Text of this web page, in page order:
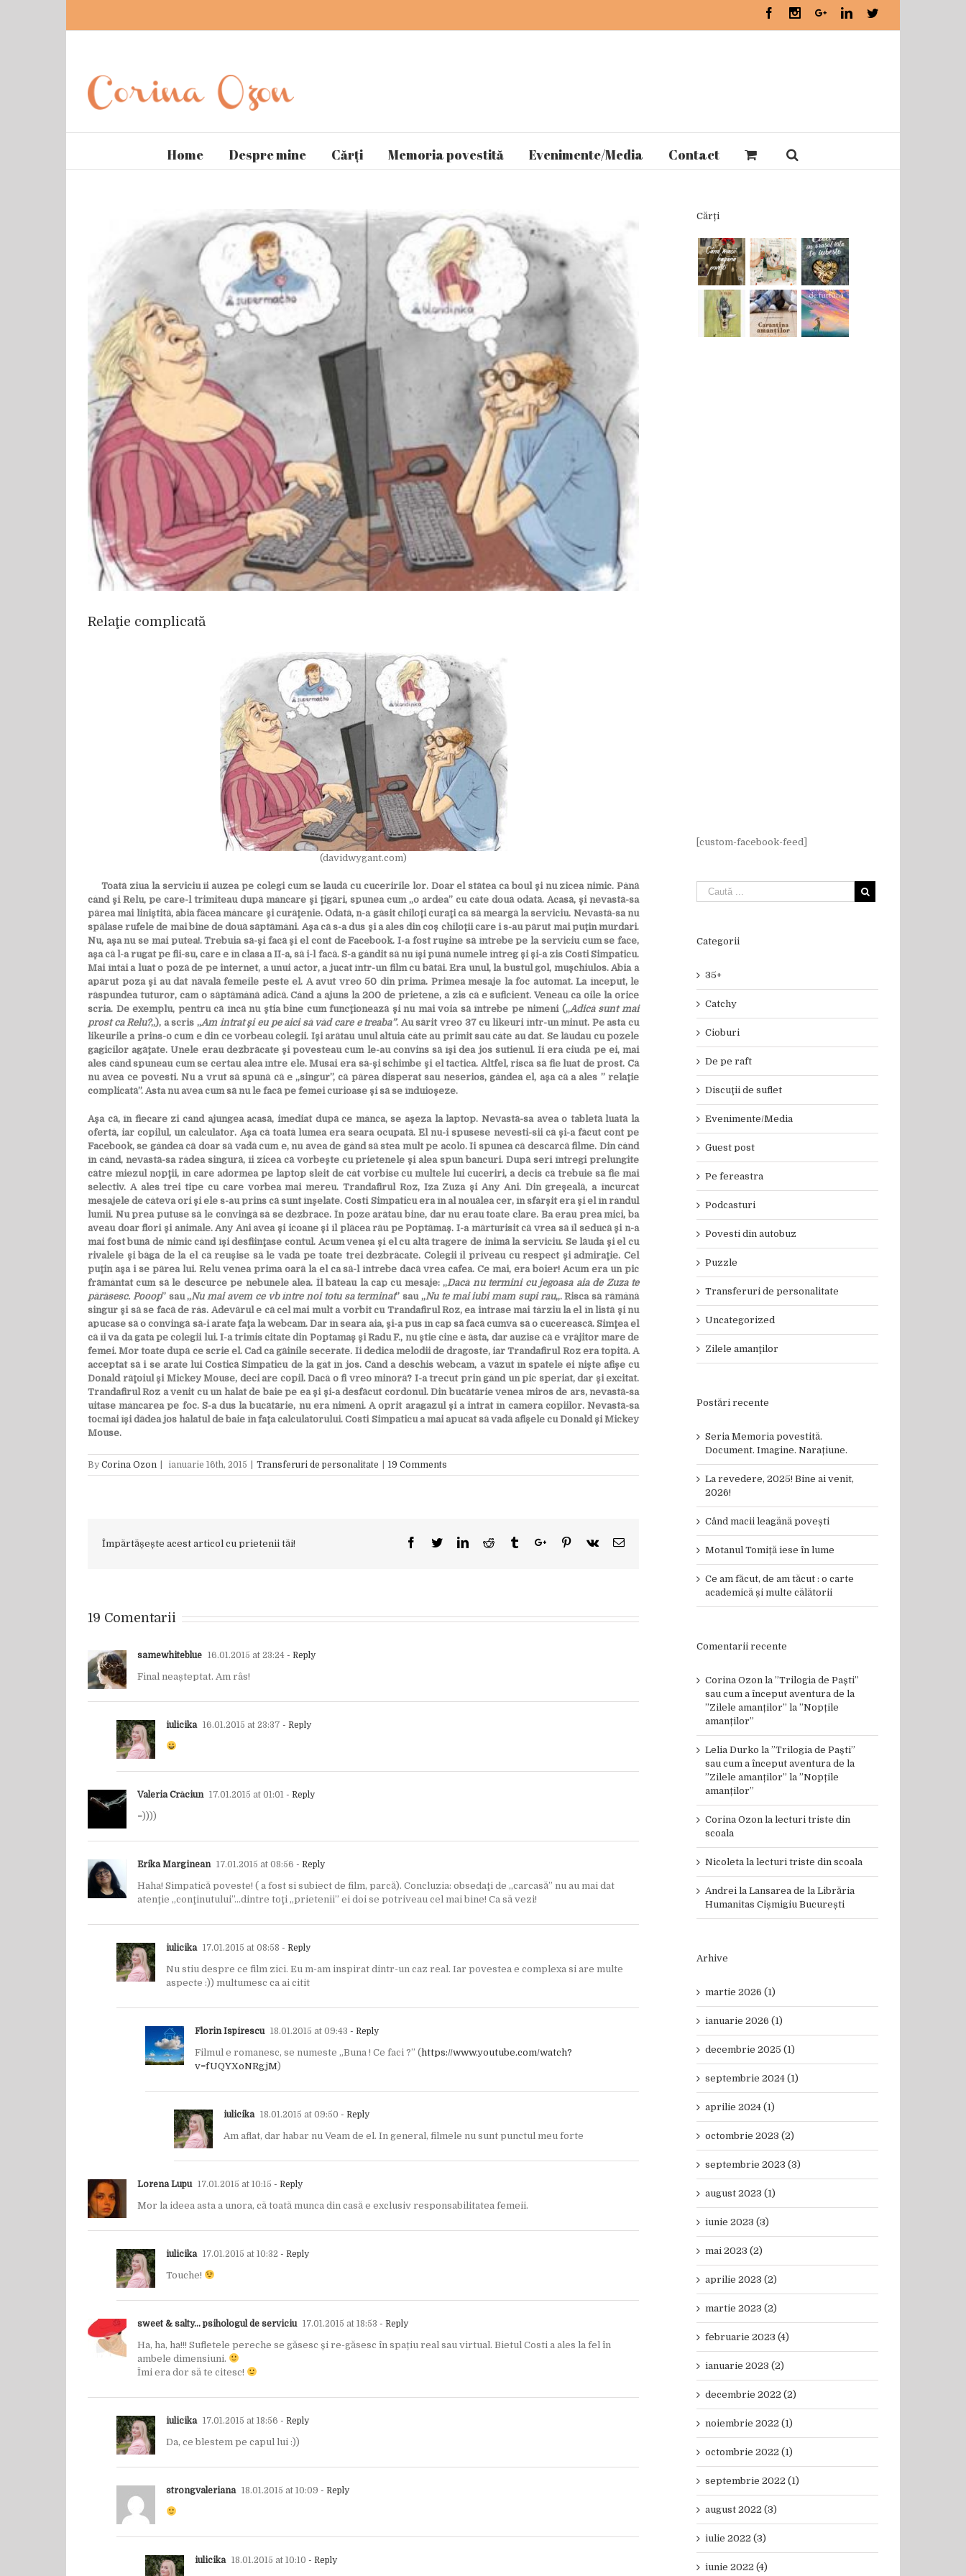
FacebookInstagramGoogle+LinkedinTwitter
Home Despre mine Cărți Memoria povestită Evenimente/Media Contact
Relaţie complicată
(davidwygant.com)
Toată ziua la serviciu îi auzea pe colegi cum se laudă cu cuceririle lor. Doar el stătea ca boul şi nu zicea nimic. Până
când şi Relu, pe care-l trimiteau după mâncare şi ţigări, spunea cum „o ardea” cu câte două odată. Acasă, şi nevastă-sa
părea mai liniştită, abia făcea mâncare şi curăţenie. Odată, n-a găsit chiloţi curaţi ca să meargă la serviciu. Nevastă-sa nu
spălase rufele de mai bine de două săptămâni. Aşa că s-a dus şi a ales din coş chiloţii care i s-au părut mai puţin murdari.
Nu, aşa nu se mai putea!. Trebuia să-şi facă şi el cont de Facebook. I-a fost ruşine să întrebe pe la serviciu cum se face,
aşa că l-a rugat pe fii-su, care e în clasa a II-a, să i-l facă. S-a gândit să nu îşi pună numele întreg şi şi-a zis Costi Simpaticu.
Mai întâi a luat o poză de pe internet, a unui actor, a jucat într-un film cu bătăi. Era unul, la bustul gol, muşchiulos. Abia a
apărut poza şi au dat năvală femeile peste el. A avut vreo 50 din prima. Primea mesaje la foc automat. La început, le
răspundea tuturor, cam o săptămână adică. Când a ajuns la 200 de prietene, a zis că e suficient. Veneau ca oile la orice
scria. De exemplu, pentru că încă nu ştia bine cum funcţionează şi nu mai voia să întrebe pe nimeni („Adică sunt mai
prost ca Relu?„), a scris „Am intrat şi eu pe aici să văd care e treaba”. Au sărit vreo 37 cu likeuri într-un minut. Pe asta cu
likeurile a prins-o cum e din ce vorbeau colegii. Îşi arătau unul altuia câte au primit sau câte au dat. Se lăudau cu pozele
gagicilor agăţate. Unele erau dezbrăcate şi povesteau cum le-au convins să îşi dea jos sutienul. Îi era ciudă pe ei, mai
ales când spuneau cum se certau alea între ele. Musai era să-şi schimbe şi el tactica. Altfel, risca să fie luat de prost. Că
nu avea ce povesti. Nu a vrut să spună că e „singur”, că părea disperat sau neserios, gândea el, aşa că a ales ” relaţie
complicată”. Asta nu avea cum să nu le facă pe femei curioase şi să se înduioşeze.
Aşa că, în fiecare zi când ajungea acasă, imediat după ce mânca, se aşeza la laptop. Nevastă-sa avea o tabletă luată la
ofertă, iar copilul, un calculator. Aşa că toată lumea era seara ocupată. El nu-i spusese nevesti-sii că şi-a făcut cont pe
Facebook, se gândea că doar să vadă cum e, nu avea de gând să stea mult pe acolo. Îi spunea că descarcă filme. Din când
în când, nevastă-sa râdea singură, îi zicea că vorbeşte cu prietenele şi alea spun bancuri. După seri întregi prelungite
către miezul nopţii, în care adormea pe laptop sleit de cât vorbise cu multele lui cuceriri, a decis că trebuie să fie mai
selectiv. A ales trei tipe cu care vorbea mai mereu. Trandafirul Roz, Iza Zuza şi Any Ani. Din greşeală, a încurcat
mesajele de câteva ori şi ele s-au prins că sunt înşelate. Costi Simpaticu era în al nouălea cer, în sfârşit era şi el în rândul
lumii. Nu prea putuse să le convingă să se dezbrace. În poze arătau bine, dar nu erau toate clare. Ba erau prea mici, ba
aveau doar flori şi animale. Any Ani avea şi icoane şi îl plăcea rău pe Poptămaş. I-a mărturisit că vrea să îl seducă şi n-a
mai fost bună de nimic când îşi desfiinţase contul. Acum venea şi el cu altă tragere de inimă la serviciu. Se lăuda şi el cu
rivalele şi băga de la el că reuşise să le vadă pe toate trei dezbrăcate. Colegii îl priveau cu respect şi admiraţie. Cel
puţin aşa i se părea lui. Relu venea prima oară la el ca să-l întrebe dacă vrea cafea. Ce mai, era boier! Acum era un pic
frământat cum să le descurce pe nebunele alea. Îl băteau la cap cu mesaje: „Dacă nu termini cu jegoasa aia de Zuza te
părăsesc. Pooop” sau „Nu mai avem ce vb între noi totu sa terminat” sau „Nu te mai iubi mam supi rau„. Risca să rămână
singur şi să se facă de râs. Adevărul e că cel mai mult a vorbit cu Trandafirul Roz, ea intrase mai târziu la el în listă şi nu
apucase să o convingă să-i arate faţa la webcam. Dar în seara aia, şi-a pus în cap să facă cumva să o cucerească. Simţea el
că îi va da gata pe colegii lui. I-a trimis citate din Poptamaş şi Radu F., nu ştie cine e ăsta, dar auzise că e vrăjitor mare de
femei. Mor toate după ce scrie el. Cad ca găinile secerate. Îi dedica melodii de dragoste, iar Trandafirul Roz era topită. A
acceptat să i se arate lui Costică Simpaticu de la gât în jos. Când a deschis webcam, a văzut în spatele ei nişte afişe cu
Donald răţoiul şi Mickey Mouse, deci are copil. Dacă o fi vreo minoră? I-a trecut prin gând un pic speriat, dar şi excitat.
Trandafirul Roz a venit cu un halat de baie pe ea şi şi-a desfăcut cordonul. Din bucătărie venea miros de ars, nevastă-sa
uitase mâncarea pe foc. S-a dus la bucătărie, nu era nimeni. A oprit aragazul şi a intrat în camera copiilor. Nevastă-sa
tocmai îşi dădea jos halatul de baie în faţa calculatorului. Costi Simpaticu a mai apucat să vadă afişele cu Donald şi Mickey
Mouse.
By Corina Ozon ianuarie 16th, 2015 Transferuri de personalitate 19 Comments
Împărtășește acest articol cu prietenii tăi! Facebook
TwitterLinkedinReddit TumblrGoogle+Pinterest
Vk Email
19 Comentarii
samewhiteblue 16.01.2015 at 23:24 - Reply
Final neașteptat. Am râs!
iulicika 16.01.2015 at 23:37 - Reply
Valeria Crăciun 17.01.2015 at 01:01 - Reply
=))))
Erika Marginean 17.01.2015 at 08:56 - Reply
Haha! Simpatică poveste! ( a fost si subiect de film, parcă). Concluzia: obsedaţi de „carcasă” nu au mai dat
atenţie „conţinutului”…dintre toţi „prietenii” ei doi se potriveau cel mai bine! Ca să vezi!
iulicika 17.01.2015 at 08:58 - Reply
Nu stiu despre ce film zici. Eu m-am inspirat dintr-un caz real. Iar povestea e complexa si are multe
aspecte :)) multumesc ca ai citit
Florin Ispirescu 18.01.2015 at 09:43 - Reply
Filmul e romanesc, se numeste „Buna ! Ce faci ?” (https://www.youtube.com/watch?
v=fUQYXoNRgjM)
iulicika 18.01.2015 at 09:50 - Reply
Am aflat, dar habar nu Veam de el. In general, filmele nu sunt punctul meu forte
Lorena Lupu 17.01.2015 at 10:15 - Reply
Mor la ideea asta a unora, că toată munca din casă e exclusiv responsabilitatea femeii.
iulicika 17.01.2015 at 10:32 - Reply
Touche!
sweet & salty... psihologul de serviciu 17.01.2015 at 18:53 - Reply
Ha, ha, ha!!! Sufletele pereche se găsesc și re-găsesc în spațiu real sau virtual. Bietul Costi a ales la fel în
ambele dimensiuni.
Îmi era dor să te citesc!
iulicika 17.01.2015 at 18:56 - Reply
Da, ce blestem pe capul lui :))
strongvaleriana 18.01.2015 at 10:09 - Reply
iulicika 18.01.2015 at 10:10 - Reply
Cărți
[custom-facebook-feed]
Categorii
35+
Catchy
Cioburi
De pe raft
Discuţii de suflet
Evenimente/Media
Guest post
Pe fereastra
Podcasturi
Povesti din autobuz
Puzzle
Transferuri de personalitate
Uncategorized
Zilele amanţilor
Postări recente
Seria Memoria povestită.
Document. Imagine. Narațiune.
La revedere, 2025! Bine ai venit,
2026!
Când macii leagănă povești
Motanul Tomiță iese în lume
Ce am făcut, de am tăcut : o carte
academică și multe călătorii
Comentarii recente
Corina Ozon la ”Trilogia de Paști”
sau cum a început aventura de la
”Zilele amanților” la ”Nopțile
amanților”
Lelia Durko la ”Trilogia de Paști”
sau cum a început aventura de la
”Zilele amanților” la ”Nopțile
amanților”
Corina Ozon la lecturi triste din
scoala
Nicoleta la lecturi triste din scoala
Andrei la Lansarea de la Librăria
Humanitas Cișmigiu București
Arhive
martie 2026 (1)
ianuarie 2026 (1)
decembrie 2025 (1)
septembrie 2024 (1)
aprilie 2024 (1)
octombrie 2023 (2)
septembrie 2023 (3)
august 2023 (1)
iunie 2023 (3)
mai 2023 (2)
aprilie 2023 (2)
martie 2023 (2)
februarie 2023 (4)
ianuarie 2023 (2)
decembrie 2022 (2)
noiembrie 2022 (1)
octombrie 2022 (1)
septembrie 2022 (1)
august 2022 (3)
iulie 2022 (3)
iunie 2022 (4)